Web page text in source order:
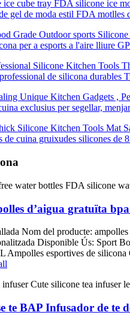
gel de moda estil FDA motlles
per a esports a l'aire lliure
de silicona durables
exclusius per segellar,
de cuina gruixudes silicones de
d’aigua gratuïta
Nom del producte:
Disponible Ús: Sport
Ampolles esportives de
te BAP Infusador de te